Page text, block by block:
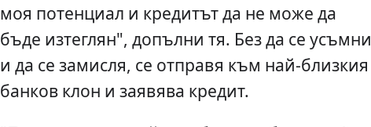
моя потенциал и кредитът да не може да
бъде изтеглян", допълни тя. Без да се усъмни
и да се замисля, се отправя към най-близкия
банков клон и заявява кредит.